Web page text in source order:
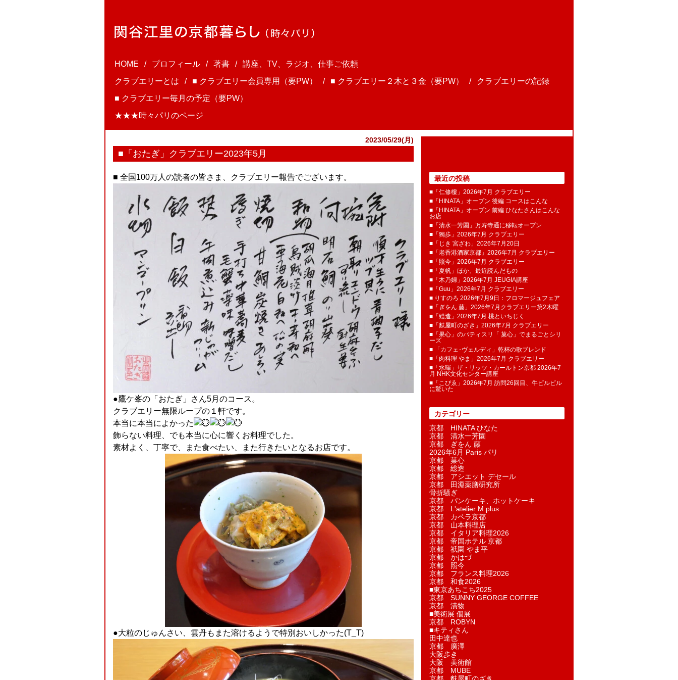
HOME プロフィール 著書
講座、TV、ラジオ、仕事ご依頼
クラブエリーとは
■ クラブエリー会員専用（要PW） ■ クラブエリー２木と３金（要PW）
クラブエリーの記録
■ クラブエリー毎月の予定（要PW）
★★★時々パリのページ
2023/05/29(月)
■「おたぎ」クラブエリー2023年5月
■ 全国100万人の読者の皆さま、クラブエリー報告でございます。
●鷹ケ峯の「おたぎ」さん5月のコース。
クラブエリー無限ループの１軒です。
本当に本当によかった
飾らない料理、でも本当に心に響くお料理でした。
素材よく、丁寧で、また食べたい、また行きたいとなるお店です。
●大粒のじゅんさい、雲丹もまた溶けるようで特別おいしかった(T_T)
最近の投稿
■「仁修樓」2026年7月 クラブエリー
■「HINATA」オープン 後編 コースはこんな
■「HINATA」オープン 前編 ひなたさんはこんな
お店
■「清水一芳園」万寿寺通に移転オープン
■「獨歩」2026年7月 クラブエリー
■「じき 宮ざわ」2026年7月20日
■「老香港酒家京都」2026年7月 クラブエリー
■「照今」2026年7月 クラブエリー
■「夏帆」ほか、最近読んだもの
■「木乃婦」2026年7月 JEUGIA講座
■「Guu」2026年7月 クラブエリー
■ りすのろ 2026年7月9日：フロマージュフェア
■「ぎをん 藤」2026年7月クラブエリー第2木曜
■「総造」2026年7月 桃といちじく
■「麩屋町のざき」2026年7月 クラブエリー
■「果心」のパティスリ「 菓​心」でまるごとシリ
ーズ
■ 「カフェ･ヴェルディ」乾杯の歌ブレンド
■「肉料理 やま」2026年7月 クラブエリー
■「水暉」ザ・リッツ・カールトン京都 2026年7
月 NHK文化センター講座
■「こぴゑ」2026年7月 訪問26回目、牛ピルピル
に驚いた
カテゴリー
京都 HINATA ひなた
京都 清水一芳園
京都 ぎをん 藤
2026年6月 Paris パリ
京都 菓​心
京都 総造
京都 アシエット デセール
京都 田淵薬膳研究所
骨折騒ぎ
京都 パンケーキ、ホットケーキ
京都 L'atelier M plus
京都 カペラ京都
京都 山本料理店
京都 イタリア料理2026
京都 帝国ホテル 京都
京都 祇園 やま平
京都 かはづ
京都 照今
京都 フランス料理2026
京都 和食2026
■東京あちこち2025
京都 SUNNY GEORGE COFFEE
京都 漬物
■美術展 個展
京都 ROBYN
■キティさん
田中達也
京都 廣澤
大阪歩き
大阪 美術館
京都 MUBE